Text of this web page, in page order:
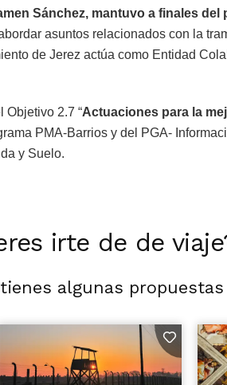
Sánchez, mantuvo a finales
asuntos relacionados con la
de Jerez actúa como Entidad
Objetivo 2.7 “Actuaciones para la
PMA-Barrios y del PGA-
y Suelo.
irte de de
algunas propuestas